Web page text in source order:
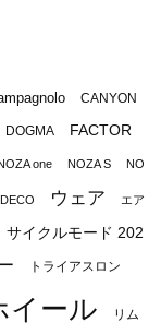
CANYON
DOGMA FACTOR
one NOZA S NO
ウェア エア
サイクルモード 202
トライアスロン
イール リム